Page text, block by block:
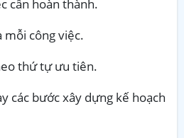
cần hoàn thành.
mỗi công việc.
thứ tự ưu tiên.
các bước xây dựng kế hoạch